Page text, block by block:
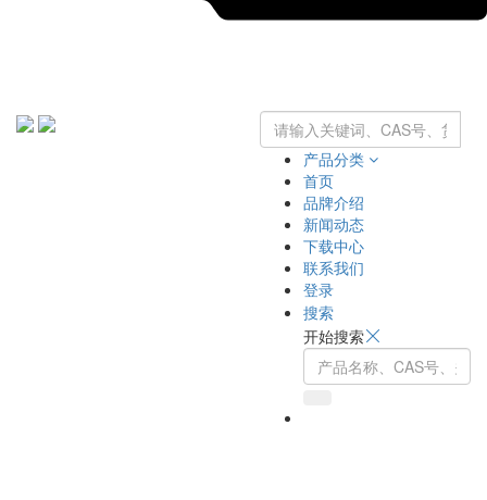
产品分类
首页
品牌介绍
新闻动态
下载中心
联系我们
登录
搜索
开始搜索